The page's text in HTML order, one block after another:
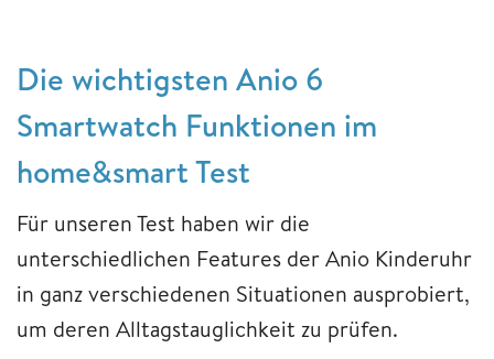
Die wichtigsten Anio 6
Smartwatch Funktionen im
home&smart Test
Für unseren Test haben wir die
unterschiedlichen Features der Anio Kinderuhr
in ganz verschiedenen Situationen ausprobiert,
um deren Alltagstauglichkeit zu prüfen.